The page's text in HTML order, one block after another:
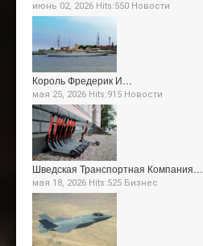
июнь 02, 2026 Hits:550 Новости
Король Фредерик И…
мая 25, 2026 Hits:915 Новости
Шведская Транспортная Компания…
мая 18, 2026 Hits:525 Бизнес